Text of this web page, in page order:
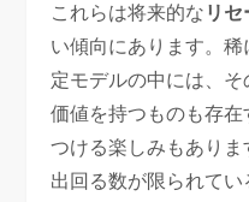
これらは将来的な リ
い傾向にあります。
定モデルの中には、
価値を持つものも存
つける楽しみもあり
出回る数が限られて